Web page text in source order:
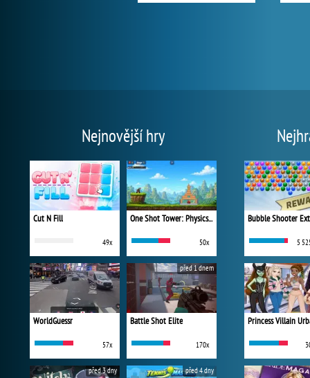
Nejnovější hry
Cut N Fill
49x
One Shot Tower: Physics Destroyer
50x
WorldGuessr
57x
Battle Shot Elite
170x
před 1 dnem
před 3 dny před 4 dny
Bubble Shooter
5